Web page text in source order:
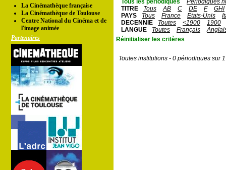
La Cinémathèque française
La Cinémathèque de Toulouse
Centre National du Cinéma et de
l'image animée
Partenaires
Tous les périodiques
Périodiques
TITRE
Tous AB C DE F
GHI
PAYS
Tous France Etats-Unis
DECENNIE
Toutes <1900
1900
LANGUE
Toutes Français
Réinitialiser les critères
Toutes institutions - 0 périodiques sur